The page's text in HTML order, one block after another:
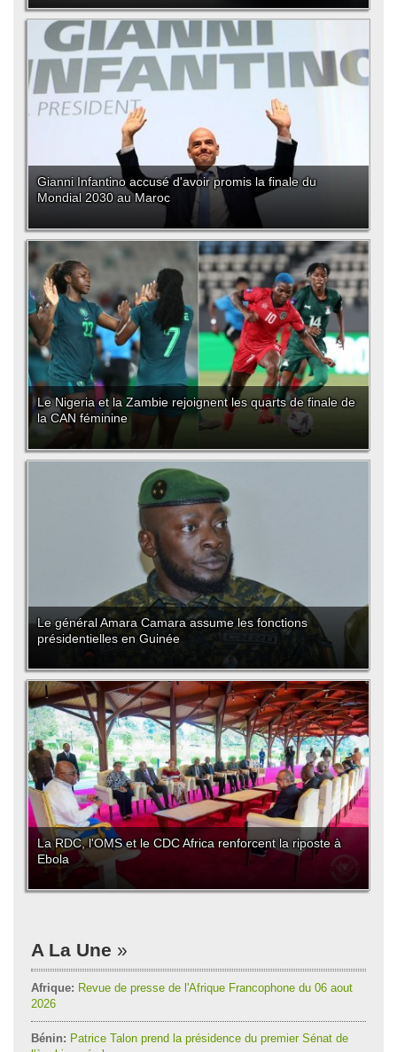
Gianni Infantino accusé d'avoir promis la finale du
Mondial 2030 au Maroc
Le Nigeria et la Zambie rejoignent les quarts de finale de
la CAN féminine
Le général Amara Camara assume les fonctions
présidentielles en Guinée
La RDC, l'OMS et le CDC Africa renforcent la riposte à
Ebola
A La Une
Afrique: Revue de presse de l'Afrique Francophone du 06 aout
2026
Bénin: Patrice Talon prend la présidence du premier Sénat de